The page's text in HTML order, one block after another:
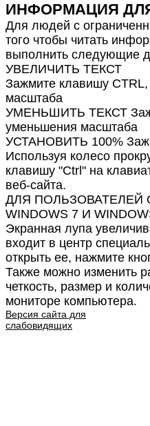
ИНФОРМАЦИЯ
Для людей с
того чтобы читать
выполнить следующие
УВЕЛИЧИТЬ ТЕКСТ
Зажмите клавишу
масштаба
УМЕНЬШИТЬ ТЕКСТ
уменьшения масштаба
УСТАНОВИТЬ 100%
Используя колесо
клавишу "Ctrl" на
веб-сайта.
ДЛЯ
WINDOWS 7 И
Экранная лупа
входит в центр
открыть ее, нажмите
Также можно изменить
четкость, размер и
мониторе компьютера.
Версия сайта для
слабовидящих